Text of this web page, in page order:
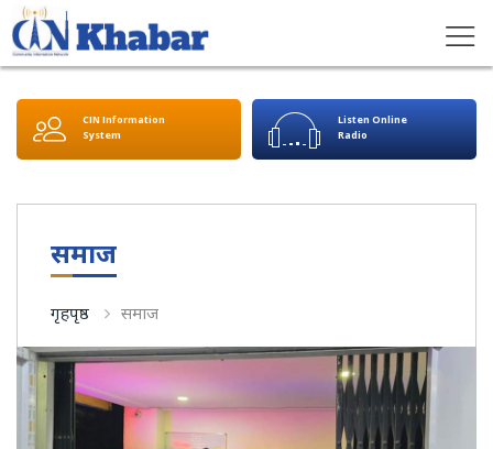
CIN Information
System
Listen Online
Radio
समाज
गृहपृष्ठ समाज